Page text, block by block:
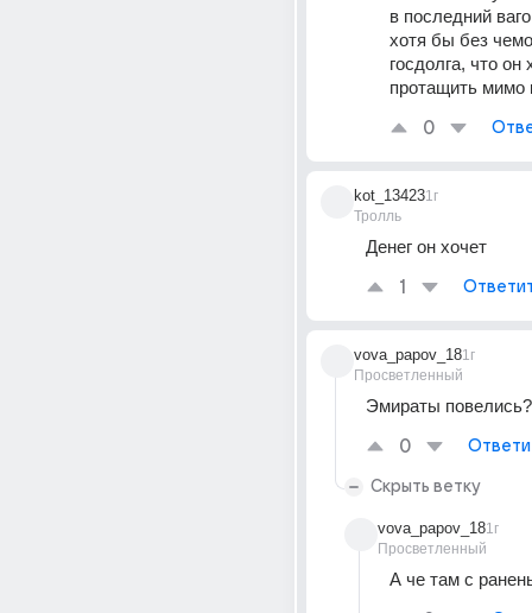
в последний
хотя бы без
госдолга, что он
протащить мимо
0
kot_13423
Тролль
1г
Денег он хочет
1
vova_papov_18
Просветленный
1г
Эмираты повелись?
0
Скрыть ветку
vova_papov_18
Просветленный
1г
А че там с